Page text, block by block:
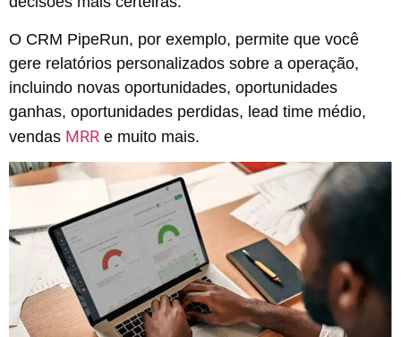
O CRM PipeRun, por exemplo, permite que você
gere relatórios personalizados sobre a operação,
incluindo novas oportunidades, oportunidades
ganhas, oportunidades perdidas, lead time médio,
vendas MRR e muito mais.